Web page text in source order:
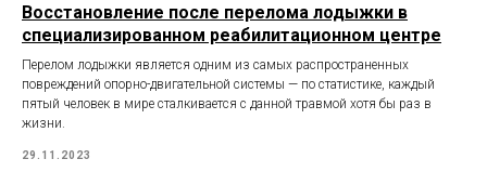
Восстановление после перелома лодыжки в
специализированном реабилитационном центре
Перелом лодыжки является одним из самых распространенных
повреждений опорно-двигательной системы — по статистике, каждый
пятый человек в мире сталкивается с данной травмой хотя бы раз в
жизни.
29.11.2023